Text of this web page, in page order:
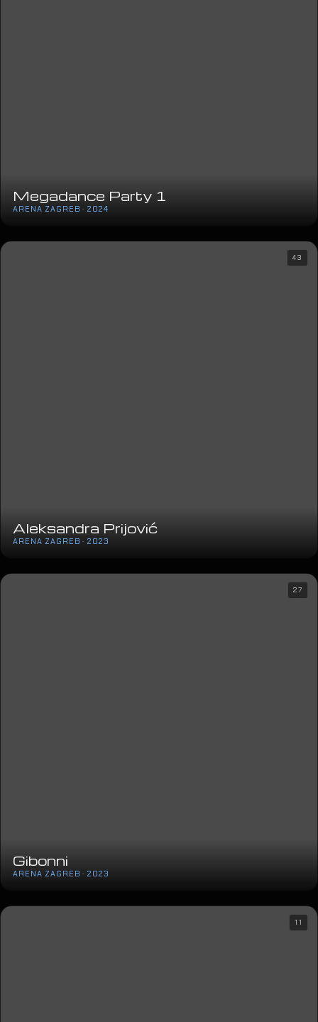
Megadance Party 1
ARENA ZAGREB · 2024
Aleksandra Prijović
ARENA ZAGREB · 2023
43
Gibonni
ARENA ZAGREB · 2023
27
11